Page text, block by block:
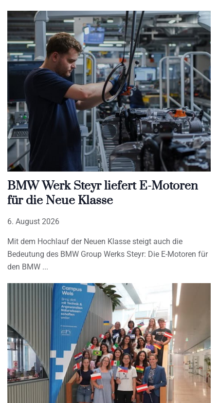
BMW Werk Steyr liefert E-Motoren
für die Neue Klasse
6. August 2026
Mit dem Hochlauf der Neuen Klasse steigt auch die
Bedeutung des BMW Group Werks Steyr: Die E-Motoren für
den BMW